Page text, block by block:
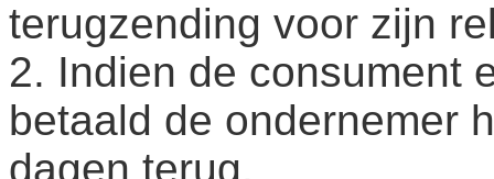
terugzending voor zijn
2. Indien de consument
betaald de ondernemer
dagen terug.